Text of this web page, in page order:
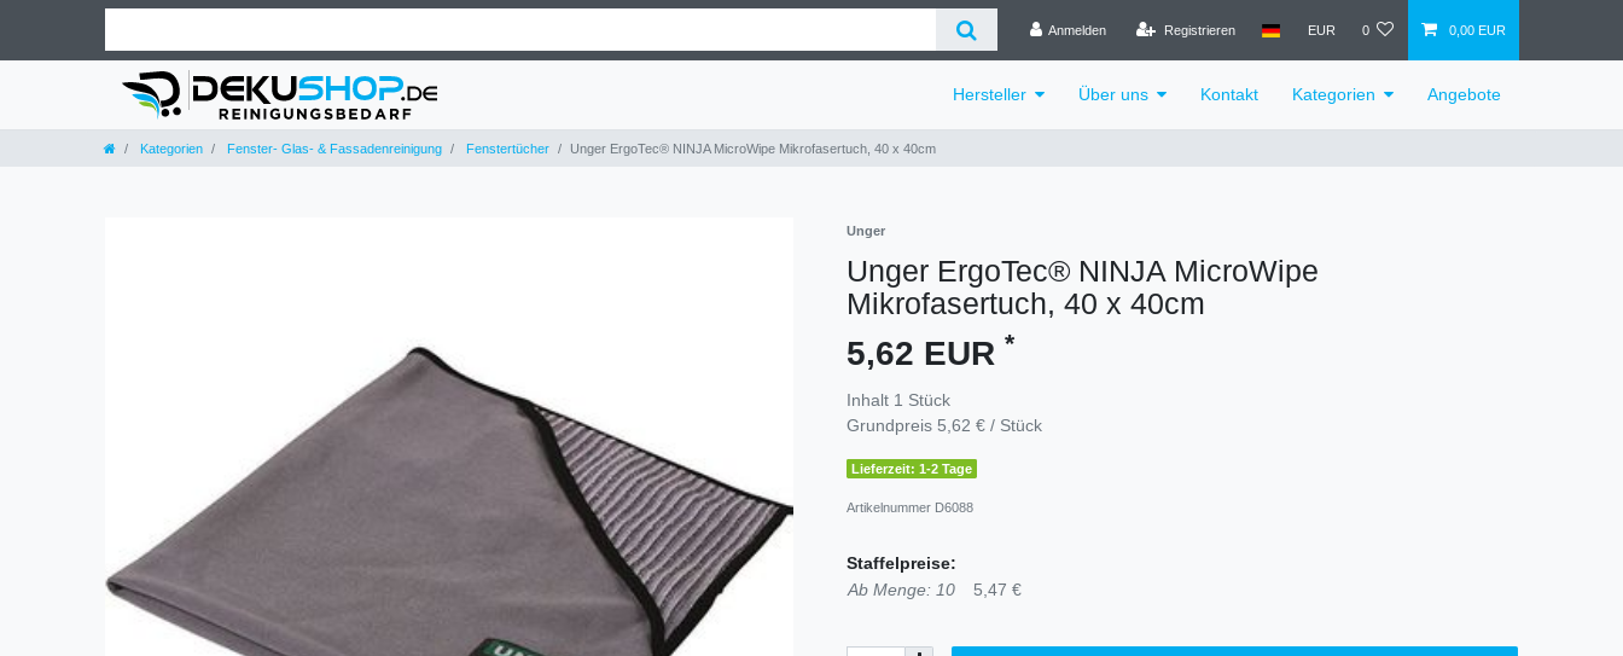
Anmelden Registrieren EUR 0 0,00 EUR
Hersteller Über uns Kontakt Kategorien Angebote
Kategorien Fenster- Glas- & Fassadenreinigung Fenstertücher Unger ErgoTec® NINJA MicroWipe Mikrofasertuch, 40 x 40cm
Unger
Unger ErgoTec® NINJA MicroWipe
Mikrofasertuch, 40 x 40cm
5,62 EUR *
Inhalt 1 Stück
Grundpreis 5,62 € / Stück
Lieferzeit: 1-2 Tage
Artikelnummer D6088
Staffelpreise:
Ab Menge: 10
5,47 €